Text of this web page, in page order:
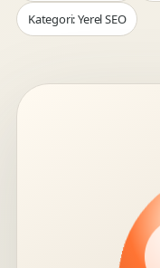
Kategori: Yerel SEO